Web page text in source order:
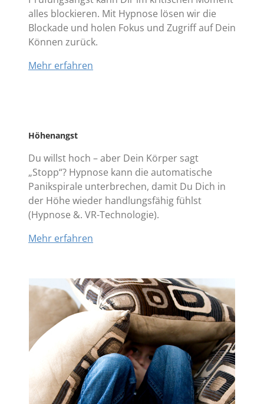
alles blockieren. Mit Hypnose lösen wir die
Blockade und holen Fokus und Zugriff auf Dein
Können zurück.
Mehr erfahren
Höhenangst
Du willst hoch – aber Dein Körper sagt
„Stopp“? Hypnose kann die automatische
Panikspirale unterbrechen, damit Du Dich in
der Höhe wieder handlungsfähig fühlst
(Hypnose &. VR-Technologie).
Mehr erfahren